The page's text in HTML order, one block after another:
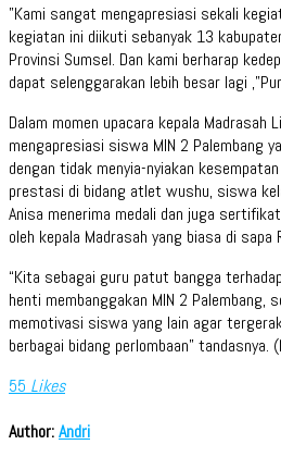
”Kami sangat mengapresiasi sekali
kegiatan ini diikuti sebanyak 13
Provinsi Sumsel. Dan kami berharap
dapat selenggarakan lebih besar lagi
Dalam momen upacara kepala
mengapresiasi siswa MIN 2 Palembang
dengan tidak menyia-nyiakan
prestasi di bidang atlet wushu, siswa
Anisa menerima medali dan juga
oleh kepala Madrasah yang biasa di sapa
“Kita sebagai guru patut bangga
henti membanggakan MIN 2 Palembang,
memotivasi siswa yang lain agar
berbagai bidang perlombaan” tandasnya.
55 Likes
Author:Andri